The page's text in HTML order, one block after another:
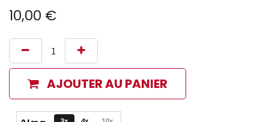
10,00 €
AJOUTER AU PANIER